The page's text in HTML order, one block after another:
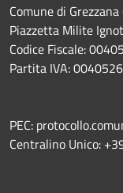
Comune di Grezzana
Piazzetta Milite
Codice Fiscale:
Partita IVA:
PEC:
Centralino Unico: